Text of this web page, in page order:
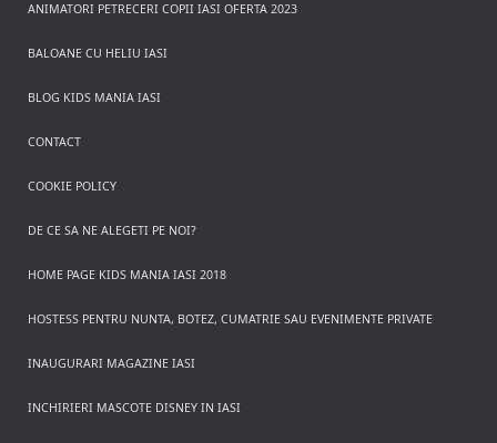
ANIMATORI PETRECERI COPII IASI OFERTA 2023
BALOANE CU HELIU IASI
BLOG KIDS MANIA IASI
CONTACT
COOKIE POLICY
DE CE SA NE ALEGETI PE NOI?
HOME PAGE KIDS MANIA IASI 2018
HOSTESS PENTRU NUNTA, BOTEZ, CUMATRIE SAU EVENIMENTE PRIVATE
INAUGURARI MAGAZINE IASI
INCHIRIERI MASCOTE DISNEY IN IASI